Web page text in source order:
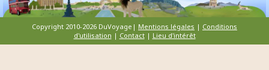
Copyright 2010-2026 DuVoyage| Mentions légales | Conditions
d'utilisation | Contact| Lieu d'intérêt